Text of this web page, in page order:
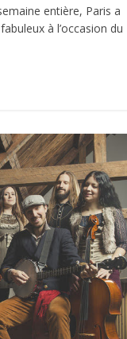
entière, Paris a
à l’occasion du